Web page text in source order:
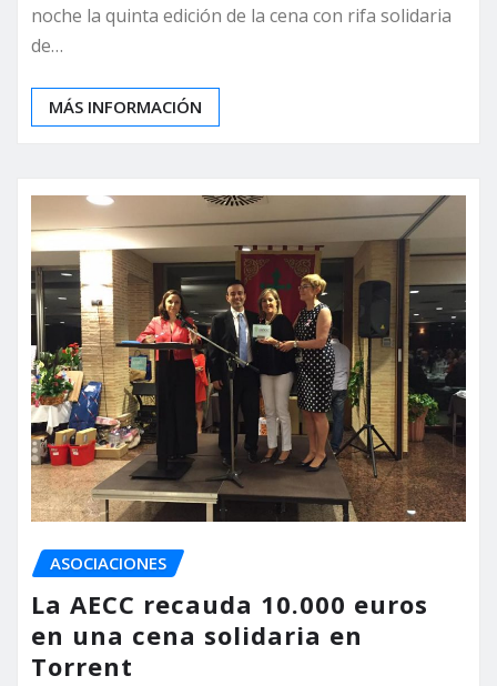
noche la quinta edición de la cena con rifa solidaria
de…
MÁS INFORMACIÓN
ASOCIACIONES
La AECC recauda 10.000 euros
en una cena solidaria en
Torrent